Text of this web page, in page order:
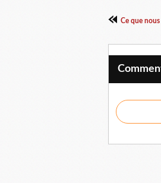
Ce que